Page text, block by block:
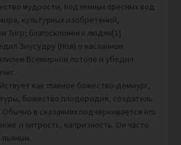
мудрости, подземных пресных вод
культурных изобретений,
Тигр; благосклонен к людям[1].
Зиусудру (Ноя) о насланном
Всемирном потопе и убедил
как главное божество-демиург,
божество плодородия, создатель
Обычно в сказаниях подчёркивается его
и хитрость, капризность. Он часто